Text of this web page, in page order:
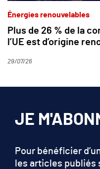
Énergies renouvelables
Plus de 26 % de la
l’UE est d’origine
29/07/26
JE
Pour bénéficier
les articles publiés